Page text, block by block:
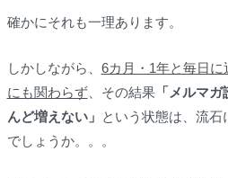
確かにそれも一理あります。
しかしながら、 6カ月・1年と毎日
にも関わらず、その結果「メルマガ
んど増えない」 という状態は、流
でしょうか。。。